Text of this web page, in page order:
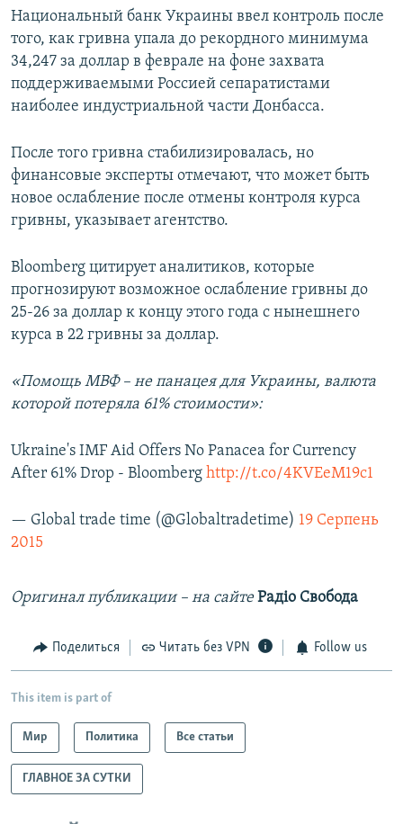
Национальный банк Украины ввел контроль после
того, как гривна упала до рекордного минимума
34,247 за доллар в феврале на фоне захвата
поддерживаемыми Россией сепаратистами
наиболее индустриальной части Донбасса.
После того гривна стабилизировалась, но
финансовые эксперты отмечают, что может быть
новое ослабление после отмены контроля курса
гривны, указывает агентство.
Bloomberg цитирует аналитиков, которые
прогнозируют возможное ослабление гривны до
25-26 за доллар к концу этого года с нынешнего
курса в 22 гривны за доллар.
«Помощь МВФ – не панацея для Украины, валюта
которой потеряла 61% стоимости»:
Ukraine's IMF Aid Offers No Panacea for Currency
After 61% Drop - Bloomberg http://t.co/4KVEeM19c1
— Global trade time (@Globaltradetime) 19 Серпень
2015
Оригинал публикации – на сайте Радіо Свобода
Поделиться Читать без VPN Follow us
This item is part of
Мир Политика Все статьи
ГЛАВНОЕ ЗА СУТКИ